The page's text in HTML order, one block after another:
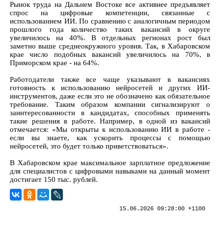
Рынок труда на Дальнем Востоке все активнее предъявляет
спрос на цифровые компетенции, связанные с
использованием ИИ. По сравнению с аналогичным периодом
прошлого года количество таких вакансий в округе
увеличилось на 40%. В отдельных регионах рост был
заметно выше среднеокружного уровня. Так, в Хабаровском
крае число подобных вакансий увеличилось на 70%, в
Приморском крае - на 64%.
Работодатели также все чаще указывают в вакансиях
готовность к использованию нейросетей и других ИИ-
инструментов, даже если это не обозначено как обязательное
требование. Таким образом компании сигнализируют о
заинтересованности в кандидатах, способных применять
такие решения в работе. Например, в одной из вакансий
отмечается: «Мы открыты к использованию ИИ в работе -
если вы знаете, как ускорить процессы с помощью
нейросетей, это будет только приветствоваться».
В Хабаровском крае максимальное зарплатное предложение
для специалистов с цифровыми навыками на данный момент
достигает 150 тыс. рублей.
15.06.2026 09:28:00 +1100